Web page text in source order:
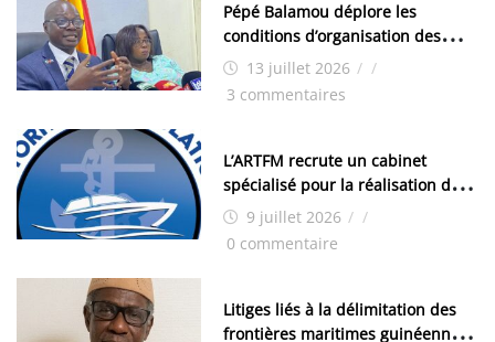
Pépé Balamou déplore les
conditions d’organisation des
examens nationaux : « Si ce sont
les élections, on trouve tous les
13 juillet 2026 / /
3 commentaires
L’ARTFM recrute un cabinet
spécialisé pour la réalisation des
études techniques
9 juillet 2026 / /
0 commentaire
Litiges liés à la délimitation des
frontières maritimes guinéennes: